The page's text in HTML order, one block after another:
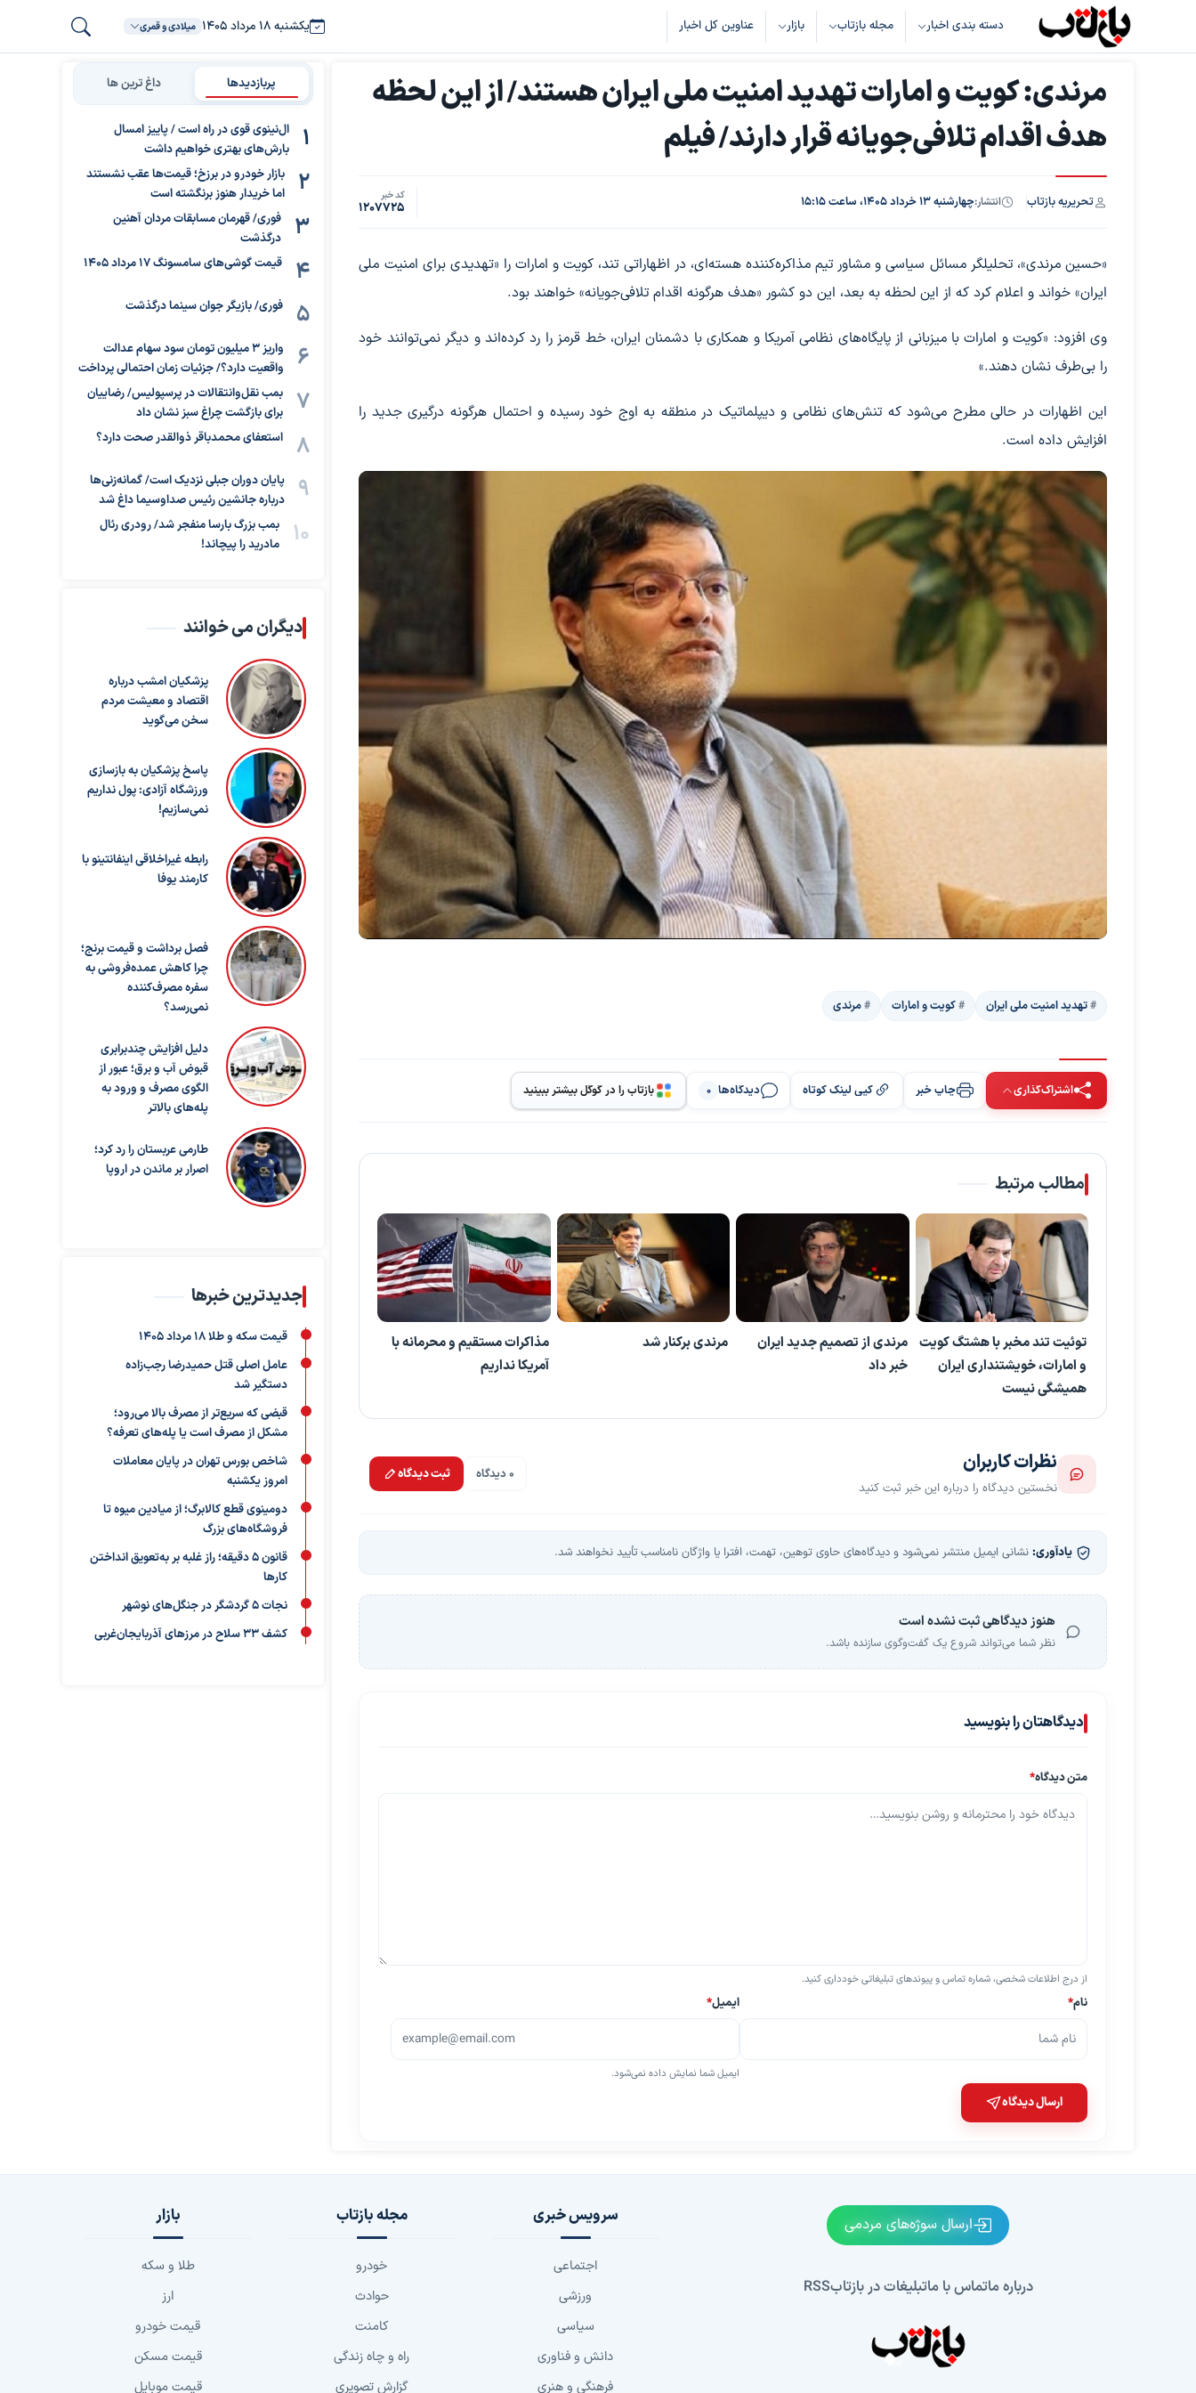
دسته بندی اخبار مجله بازتاب بازار عناوین کل اخبار یکشنبه ۱۸ مرداد ۱۴۰۵ میلادی و قمری
مرندی: کویت و امارات تهدید امنیت ملی ایران هستند/ از این لحظه
هدف اقدام تلافی‌جویانه قرار دارند/ فیلم
تحریریه بازتاب انتشار:چهارشنبه ۱۳ خرداد ۱۴۰۵، ساعت ۱۵:۱۵ کد خبر
1207725
«حسین مرندی»، تحلیلگر مسائل سیاسی و مشاور تیم مذاکره‌کننده هسته‌ای، در اظهاراتی تند، کویت و امارات را «تهدیدی برای امنیت ملی
ایران» خواند و اعلام کرد که از این لحظه به بعد، این دو کشور «هدف هرگونه اقدام تلافی‌جویانه» خواهند بود.
وی افزود: «کویت و امارات با میزبانی از پایگاه‌های نظامی آمریکا و همکاری با دشمنان ایران، خط قرمز را رد کرده‌اند و دیگر نمی‌توانند خود
را بی‌طرف نشان دهند.»
این اظهارات در حالی مطرح می‌شود که تنش‌های نظامی و دیپلماتیک در منطقه به اوج خود رسیده و احتمال هرگونه درگیری جدید را
افزایش داده است.
تهدید امنیت ملی ایران کویت و امارات مرندی
اشتراک‌گذاری چاپ خبر کپی لینک کوتاه دیدگاه‌ها 0 بازتاب را در گوگل بیشتر ببینید
مطالب مرتبط
توئیت تند مخبر با هشتگ کویت
و امارات، خویشتنداری ایران
همیشگی نیست
مرندی از تصمیم جدید ایران
خبر داد
مرندی برکنار شد
مذاکرات مستقیم و محرمانه با
آمریکا نداریم
نظرات کاربران
نخستین دیدگاه را درباره این خبر ثبت کنید
0 دیدگاه ثبت دیدگاه
یادآوری: نشانی ایمیل منتشر نمی‌شود و دیدگاه‌های حاوی توهین، تهمت، افترا یا واژگان نامناسب تأیید نخواهند شد.
هنوز دیدگاهی ثبت نشده است
نظر شما می‌تواند شروع یک گفت‌وگوی سازنده باشد.
دیدگاهتان را بنویسید
متن دیدگاه*
از درج اطلاعات شخصی، شماره تماس و پیوندهای تبلیغاتی خودداری کنید.
نام* ایمیل*
ایمیل شما نمایش داده نمی‌شود.
ارسال دیدگاه
پربازدیدها داغ ترین ها
ال‌نینوی قوی در راه است / پاییز امسال
بارش‌های بهتری خواهیم داشت
بازار خودرو در برزخ؛ قیمت‌ها عقب نشستند
اما خریدار هنوز برنگشته است
فوری/ قهرمان مسابقات مردان آهنین
درگذشت
قیمت گوشی‌های سامسونگ 17 مرداد 1405
فوری/ بازیگر جوان سینما درگذشت
واریز ۳ میلیون تومان سود سهام عدالت
واقعیت دارد؟/ جزئیات زمان احتمالی پرداخت
بمب نقل‌وانتقالات در پرسپولیس/ رضاییان
برای بازگشت چراغ سبز نشان داد
استعفای محمدباقر ذوالقدر صحت دارد؟
پایان دوران جبلی نزدیک است/ گمانه‌زنی‌ها
درباره جانشین رئیس صداوسیما داغ شد
بمب بزرگ بارسا منفجر شد/ رودری رئال
مادرید را پیچاند!
دیگران می خوانند
پزشکیان امشب درباره
اقتصاد و معیشت مردم
سخن می‌گوید
پاسخ پزشکیان به بازسازی
ورزشگاه آزادی: پول نداریم
نمی‌سازیم!
رابطه غیراخلاقی اینفانتینو با
کارمند یوفا
فصل برداشت و قیمت برنج؛
چرا کاهش عمده‌فروشی به
سفره مصرف‌کننده
نمی‌رسد؟
دلیل افزایش چندبرابری
قبوض آب و برق؛ عبور از
الگوی مصرف و ورود به
پله‌های بالاتر
طارمی عربستان را رد کرد؛
اصرار بر ماندن در اروپا
جدیدترین خبرها
قیمت سکه و طلا 18 مرداد 1405
عامل اصلی قتل حمیدرضا رجب‌زاده
دستگیر شد
قبضی که سریع‌تر از مصرف بالا می‌رود؛
مشکل از مصرف است یا پله‌های تعرفه؟
شاخص بورس تهران در پایان معاملات
امروز یکشنبه
دومینوی قطع کالابرگ؛ از میادین میوه تا
فروشگاه‌های بزرگ
قانون ۵ دقیقه؛ راز غلبه بر به‌تعویق‌ انداختن
کارها
نجات ۵ گردشگر در جنگل‌های نوشهر
کشف ۳۳ سلاح در مرزهای آذربایجان‌غربی
ارسال سوژه‌های مردمی
درباره ماتماس با ماتبلیغات در بازتابRSS
سرویس خبری
اجتماعی
ورزشی
سیاسی
دانش و فناوری
فرهنگی و هنری
مجله بازتاب
خودرو
حوادث
کامنت
راه و چاه زندگی
گزارش تصویری
بازار
طلا و سکه
ارز
قیمت خودرو
قیمت مسکن
قیمت موبایل